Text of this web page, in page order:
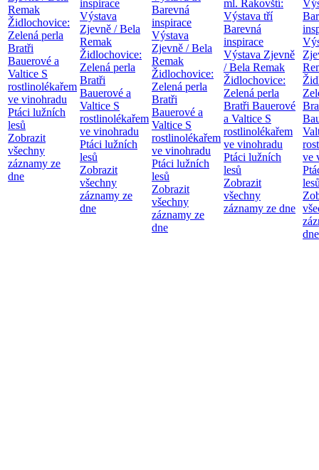
Remak
Židlochovice:
Zelená perla
Bratři
Bauerové a
Valtice S
rostlinolékařem
ve vinohradu
Ptáci lužních
lesů
Zobrazit
všechny
záznamy ze
dne
inspirace
Výstava
Zjevně / Bela
Remak
Židlochovice:
Zelená perla
Bratři
Bauerové a
Valtice S
rostlinolékařem
ve vinohradu
Ptáci lužních
lesů
Zobrazit
všechny
záznamy ze
dne
Barevná
inspirace
Výstava
Zjevně / Bela
Remak
Židlochovice:
Zelená perla
Bratři
Bauerové a
Valtice S
rostlinolékařem
ve vinohradu
Ptáci lužních
lesů
Zobrazit
všechny
záznamy ze
dne
ml. Rakovští:
Výstava tří
Barevná
inspirace
Výstava Zjevně
/ Bela Remak
Židlochovice:
Zelená perla
Bratři Bauerové
a Valtice S
rostlinolékařem
ve vinohradu
Ptáci lužních
lesů
Zobrazit
všechny
záznamy ze dne
ve
dne